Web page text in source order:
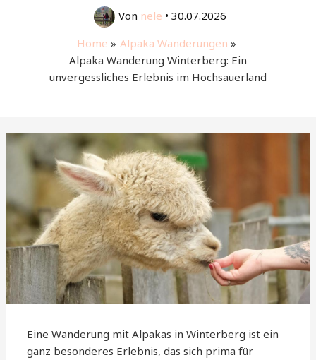
Von nele • 30.07.2026
Home
Alpaka Wanderungen
Alpaka Wanderung Winterberg: Ein
unvergessliches Erlebnis im Hochsauerland
Eine Wanderung mit Alpakas in Winterberg ist ein
ganz besonderes Erlebnis, das sich prima für